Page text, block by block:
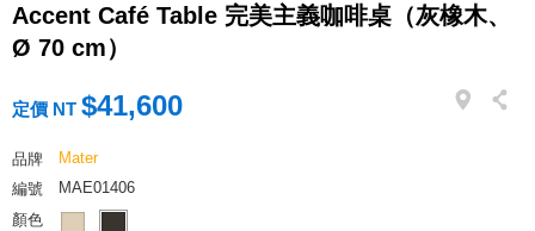
Accent Café Table 完美主義咖啡桌（灰橡木、
Ø 70 cm）
定價 NT $41,600
品牌
Mater
編號
MAE01406
顏色